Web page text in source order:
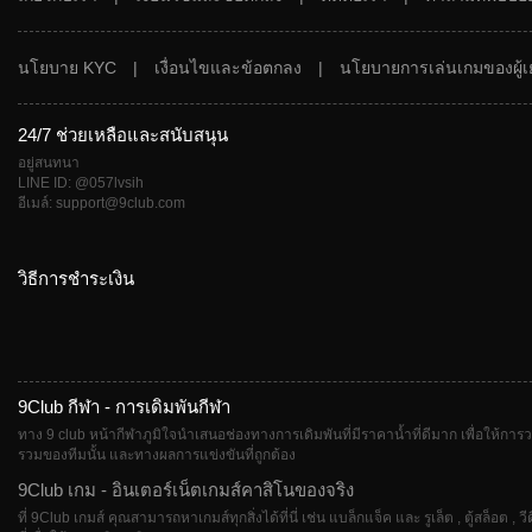
นโยบาย KYC | เงื่อนไขและข้อตกลง | นโยบายการเล่นเกมของผู้
24/7 ช่วยเหลือและสนับสนุน
อยู่สนทนา
LINE ID: @057lvsih
อีเมล์: support@9club.com
วิธีการชำระเงิน
9Club กีฬา - การเดิมพันกีฬา
ทาง 9 club หน้ากีฬาภูมิใจนำเสนอช่องทางการเดิมพันที่มีราคาน้ำที่ดีมาก เพื่อให้ก
รวมของทีมนั้น และทางผลการแข่งขันที่ถูกต้อง
9Club เกม - อินเตอร์เน็ตเกมส์คาสิโนของจริง
ที่ 9Club เกมส์ คุณสามารถหาเกมส์ทุกสิ่งได้ที่นี่ เช่น แบล็กแจ็ค และ รูเล็ต , ตู้สล็อต ,